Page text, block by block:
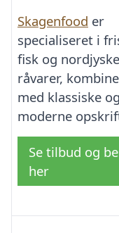
Skagenfood er
specialiseret i
fisk og nordjyske
råvarer,
med klassiske og
moderne
Se tilbud og
her